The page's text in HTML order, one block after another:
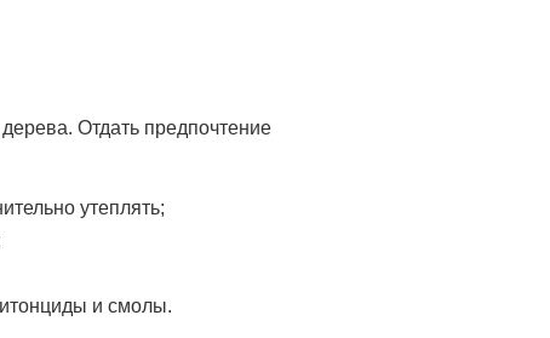
Отдать предпочтение
утеплять;
и смолы.